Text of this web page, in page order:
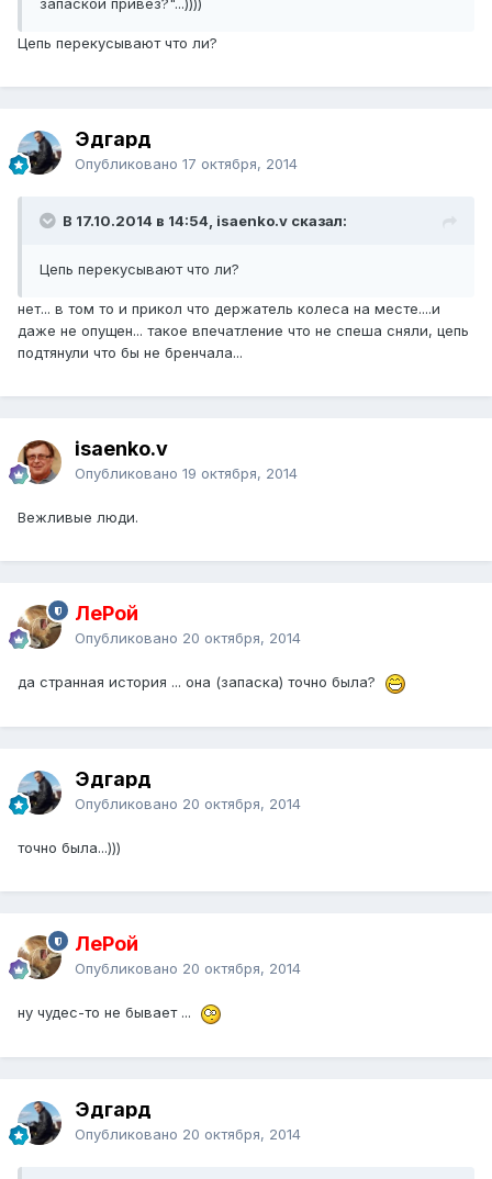
запаской привез?"...))))
Цепь перекусывают что ли?
Эдгард
Опубликовано 17 октября, 2014
В 17.10.2014 в 14:54, isaenko.v сказал:
Цепь перекусывают что ли?
нет... в том то и прикол что держатель колеса на месте....и
даже не опущен... такое впечатление что не спеша сняли, цепь
подтянули что бы не бренчала...
isaenko.v
Опубликовано 19 октября, 2014
Вежливые люди.
ЛеРой
Опубликовано 20 октября, 2014
да странная история ... она (запаска) точно была?
Эдгард
Опубликовано 20 октября, 2014
точно была...)))
ЛеРой
Опубликовано 20 октября, 2014
ну чудес-то не бывает ...
Эдгард
Опубликовано 20 октября, 2014